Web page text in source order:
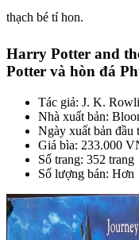
thạch bé tí hon.
Harry Potter and
Potter và hòn đá
Tác giả: J. K.
Nhà xuất bản:
Ngày xuất bản đầu
Giá bìa: 233.000
Số trang: 352 trang
Số lượng bán: Hơn